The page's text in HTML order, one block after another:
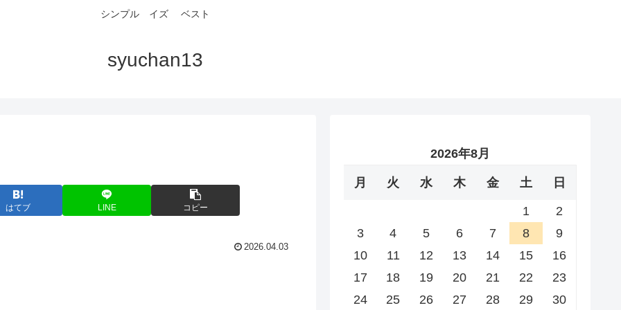
シンプル イズ ベスト
syuchan13
はてブ LINE コピー
2026.04.03
2026年8月
月 火 水 木 金 土 日
1
2
3
4 5 6 7 8
9
10
11 12 13 14 15
16
17
18 19 20 21 22
23
24
25 26 27 28 29
30